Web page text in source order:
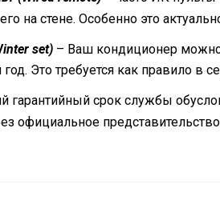
на стене. Особенно это
set) – Ваш кондиционер
Это требуется как правило в
гарантийный срок службы
официальное